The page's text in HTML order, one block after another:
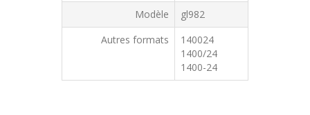
Modèle
gl982
Autres formats
140024
1400/24
1400-24